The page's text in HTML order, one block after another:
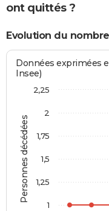
ont quittés ?
Evolution du
Personnes décédées
Données exprimées
Insee)
1
1,25
1,5
1,75
2
2,25